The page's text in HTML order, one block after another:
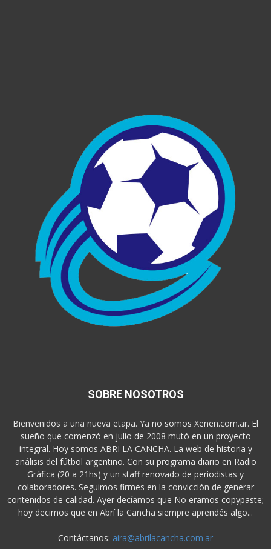
SOBRE NOSOTROS
Bienvenidos a una nueva etapa. Ya no somos Xenen.com.ar. El
sueño que comenzó en julio de 2008 mutó en un proyecto
integral. Hoy somos ABRI LA CANCHA. La web de historia y
análisis del fútbol argentino. Con su programa diario en Radio
Gráfica (20 a 21hs) y un staff renovado de periodistas y
colaboradores. Seguimos firmes en la convicción de generar
contenidos de calidad. Ayer decíamos que No eramos copypaste;
hoy decimos que en Abrí la Cancha siempre aprendés algo...
Contáctanos: aira@abrilacancha.com.ar